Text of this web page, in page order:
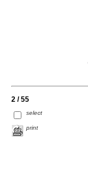
2 / 55
select
print